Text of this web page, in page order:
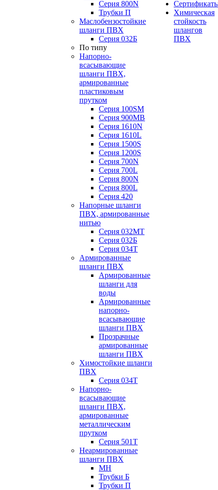
Серия 800N
Трубки П
Маслобензостойкие
шланги ПВХ
Серия 032Б
По типу
Напорно-
всасывающие
шланги ПВХ,
армированные
пластиковым
прутком
Серия 100SM
Серия 900MB
Серия 1610N
Серия 1610L
Серия 1500S
Серия 1200S
Серия 700N
Серия 700L
Серия 800N
Серия 800L
Серия 420
Напорные шланги
ПВХ, армированные
нитью
Серия 032МТ
Серия 032Б
Серия 034Т
Армированные
шланги ПВХ
Армированные
шланги для
воды
Армированные
напорно-
всасывающие
шланги ПВХ
Прозрачные
армированные
шланги ПВХ
Химостойкие шланги
ПВХ
Серия 034Т
Напорно-
всасывающие
шланги ПВХ,
армированные
металлическим
прутком
Серия 501T
Неармированные
шланги ПВХ
МН
Трубки Б
Трубки П
Химическая
стойкость
шлангов
ПВХ